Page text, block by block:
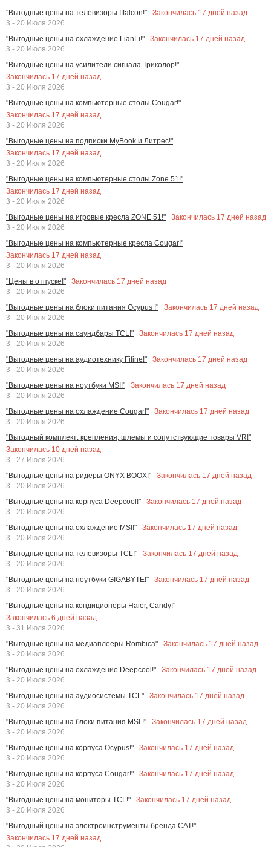
"Выгодные цены на телевизоры Iffalcon!"
Закончилась 17 дней назад
3 - 20 Июля 2026
"Выгодные цены на охлаждение LianLi!"
Закончилась 17 дней назад
3 - 20 Июля 2026
"Выгодные цены на усилители сигнала Триколор!"
Закончилась 17 дней назад
3 - 20 Июля 2026
"Выгодные цены на компьютерные столы Cougar!"
Закончилась 17 дней назад
3 - 20 Июля 2026
"Выгодные цены на подписки MyBook и Литрес!"
Закончилась 17 дней назад
3 - 20 Июля 2026
"Выгодные цены на компьютерные столы Zone 51!"
Закончилась 17 дней назад
3 - 20 Июля 2026
"Выгодные цены на игровые кресла ZONE 51!"
Закончилась 17 дней назад
3 - 20 Июля 2026
"Выгодные цены на компьютерные кресла Cougar!"
Закончилась 17 дней назад
3 - 20 Июля 2026
"Цены в отпуске!"
Закончилась 17 дней назад
3 - 20 Июля 2026
"Выгодные цены на блоки питания Ocypus !"
Закончилась 17 дней назад
3 - 20 Июля 2026
"Выгодные цены на саундбары TCL!"
Закончилась 17 дней назад
3 - 20 Июля 2026
"Выгодные цены на аудиотехнику Fifine!"
Закончилась 17 дней назад
3 - 20 Июля 2026
"Выгодные цены на ноутбуки MSI!"
Закончилась 17 дней назад
3 - 20 Июля 2026
"Выгодные цены на охлаждение Cougar!"
Закончилась 17 дней назад
3 - 20 Июля 2026
"Выгодный комплект: крепления, шлемы и сопутствующие товары VR!"
Закончилась 10 дней назад
3 - 27 Июля 2026
"Выгодные цены на ридеры ONYX BOOX!"
Закончилась 17 дней назад
3 - 20 Июля 2026
"Выгодные цены на корпуса Deepcool!"
Закончилась 17 дней назад
3 - 20 Июля 2026
"Выгодные цены на охлаждение MSI!"
Закончилась 17 дней назад
3 - 20 Июля 2026
"Выгодные цены на телевизоры TCL!"
Закончилась 17 дней назад
3 - 20 Июля 2026
"Выгодные цены на ноутбуки GIGABYTE!"
Закончилась 17 дней назад
3 - 20 Июля 2026
"Выгодные цены на кондиционеры Haier, Candy!"
Закончилась 6 дней назад
3 - 31 Июля 2026
"Выгодные цены на медиаплееры Rombica"
Закончилась 17 дней назад
3 - 20 Июля 2026
"Выгодные цены на охлаждение Deepcool!"
Закончилась 17 дней назад
3 - 20 Июля 2026
"Выгодные цены на аудиосистемы TCL"
Закончилась 17 дней назад
3 - 20 Июля 2026
"Выгодные цены на блоки питания MSI !"
Закончилась 17 дней назад
3 - 20 Июля 2026
"Выгодные цены на корпуса Ocypus!"
Закончилась 17 дней назад
3 - 20 Июля 2026
"Выгодные цены на корпуса Cougar!"
Закончилась 17 дней назад
3 - 20 Июля 2026
"Выгодные цены на мониторы TCL!"
Закончилась 17 дней назад
3 - 20 Июля 2026
"Выгодный цены на электроинструменты бренда CAT!"
Закончилась 17 дней назад